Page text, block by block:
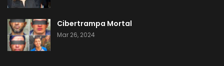
Cibertrampa Mortal
Mar 26, 2024